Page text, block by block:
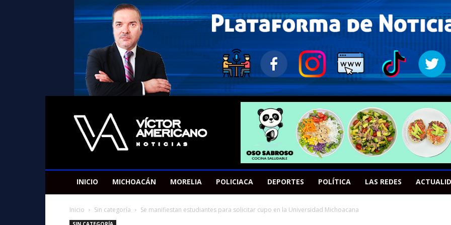
Americano
Victor
INICIO MICHOACÁN MORELIA POLICIACA DEPORTES POLÍTICA LAS REDES
Inicio Sin categoría Se manifiestan estudiantes para solicitar cupo en la Universidad Michoacana